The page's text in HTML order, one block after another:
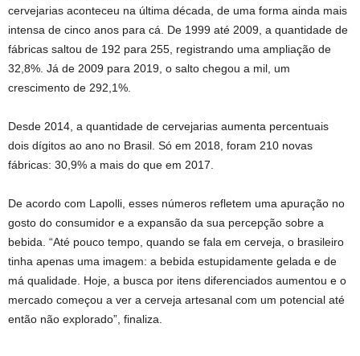
cervejarias aconteceu na última década, de uma forma ainda mais
intensa de cinco anos para cá. De 1999 até 2009, a quantidade de
fábricas saltou de 192 para 255, registrando uma ampliação de
32,8%. Já de 2009 para 2019, o salto chegou a mil, um
crescimento de 292,1%.
Desde 2014, a quantidade de cervejarias aumenta percentuais
dois dígitos ao ano no Brasil. Só em 2018, foram 210 novas
fábricas: 30,9% a mais do que em 2017.
De acordo com Lapolli, esses números refletem uma apuração no
gosto do consumidor e a expansão da sua percepção sobre a
bebida. “Até pouco tempo, quando se fala em cerveja, o brasileiro
tinha apenas uma imagem: a bebida estupidamente gelada e de
má qualidade. Hoje, a busca por itens diferenciados aumentou e o
mercado começou a ver a cerveja artesanal com um potencial até
então não explorado”, finaliza.